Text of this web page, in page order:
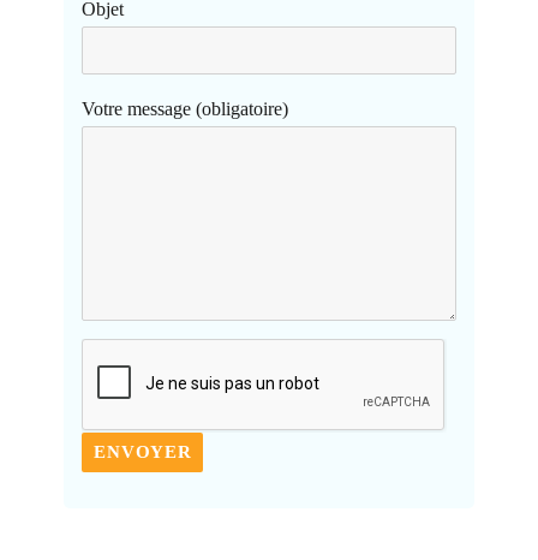
Objet
Votre message (obligatoire)